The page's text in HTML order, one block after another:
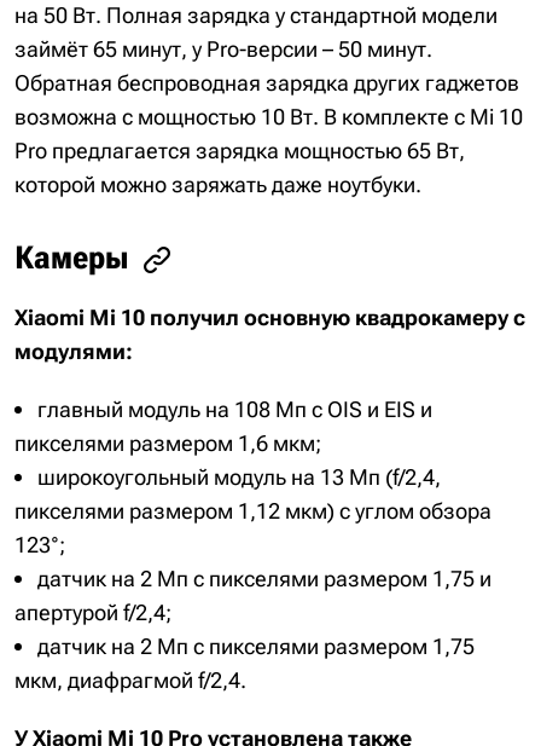
на 50 Вт. Полная зарядка у стандартной модели
займёт 65 минут, у Pro-версии – 50 минут.
Обратная беспроводная зарядка других гаджетов
возможна с мощностью 10 Вт. В комплекте с Mi 10
Pro предлагается зарядка мощностью 65 Вт,
которой можно заряжать даже ноутбуки.
Камеры
Xiaomi Mi 10 получил основную квадрокамеру с
модулями:
главный модуль на 108 Мп с OIS и EIS и
пикселями размером 1,6 мкм;
широкоугольный модуль на 13 Мп (f/2,4,
пикселями размером 1,12 мкм) с углом обзора
123°;
датчик на 2 Мп с пикселями размером 1,75 и
апертурой f/2,4;
датчик на 2 Мп с пикселями размером 1,75
мкм, диафрагмой f/2,4.
У Xiaomi Mi 10 Pro установлена также